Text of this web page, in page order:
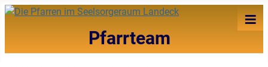
Pfarrteam
≡